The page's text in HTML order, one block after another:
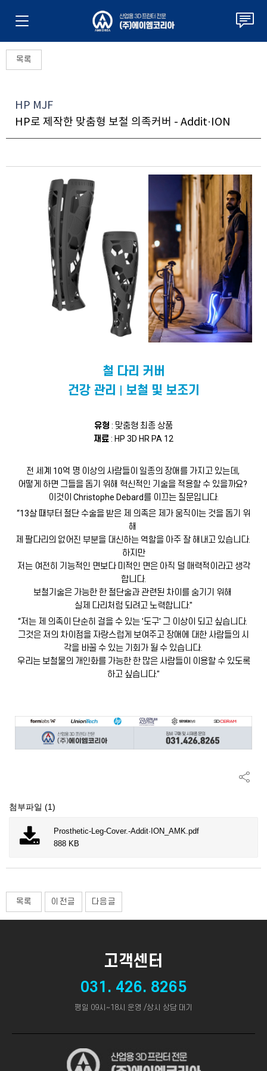
목록
HP MJF
HP로 제작한 맞춤형 보철 의족커버 - Addit·ION
철 다리 커버
건강 관리 | 보철 및 보조기
유형: 맞춤형 최종 상품
재료: HP 3D HR PA 12
전 세계 10억 명 이상의 사람들이 일종의 장애를 가지고 있는데,
어떻게 하면 그들을 돕기 위해 혁신적인 기술을 적용할 수 있을까요?
이것이 Christophe Debard를 이끄는 질문입니다.
“13살 때부터 절단 수술을 받은 제 의족은 제가 움직이는 것을 돕기 위
해
제 팔다리의 없어진 부분을 대신하는 역할을 아주 잘 해내고 있습니다.
하지만
저는 여전히 기능적인 면보다 미적인 면은 아직 덜 매력적이라고 생각
합니다.
보철기술은 가능한 한 절단술과 관련된 차이를 숨기기 위해
실제 다리처럼 되려고 노력합니다."
“저는 제 의족이 단순히 걸을 수 있는 '도구' 그 이상이 되고 싶습니다.
그것은 저의 차이점을 자랑스럽게 보여주고 장애에 대한 사람들의 시
각을 바꿀 수 있는 기회가 될 수 있습니다.
우리는 보철물의 개인화를 가능한 한 많은 사람들이 이용할 수 있도록
하고 싶습니다."
첨부파일 (1)
Prosthetic-Leg-Cover.-Addit·ION_AMK.pdf
888 KB
목록 이전글 다음글
고객센터
031. 426. 8265
평일 09시~18시 운영 /상시 상담 대기